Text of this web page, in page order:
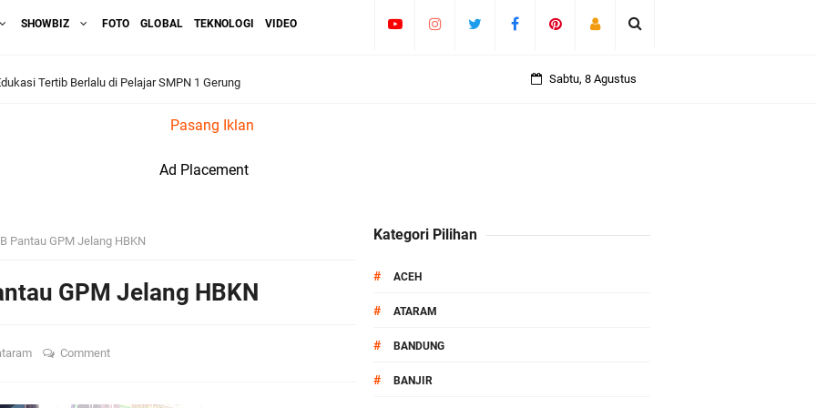
SHOWBIZ FOTO GLOBAL TEKNOLOGI VIDEO
Tertib Berlalu di Pelajar SMPN 1 Gerung
Lelede Sampaikan Pesan Kamtibmas
Lombok Tengah Gelar Apel Pembukaan PORSENAP
Sabtu, 8 Agustus
Pasang Iklan
Ad Placement
Pantau GPM Jelang HBKN
GPM Jelang HBKN
Comment
Kategori Pilihan
# ACEH
# ATARAM
# BANDUNG
# BANJIR